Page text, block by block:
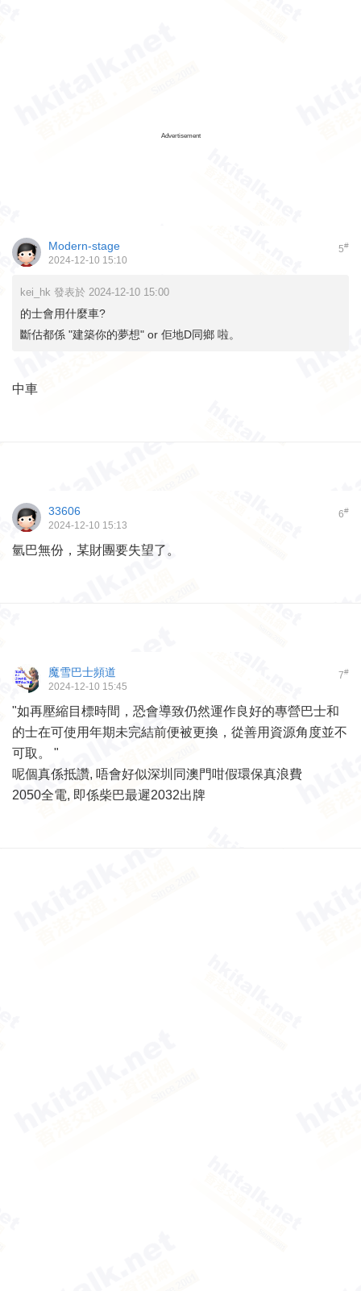
Advertisement
5#
Modern-stage
2024-12-10 15:10
kei_hk 發表於 2024-12-10 15:00
的士會用什麼車?
斷估都係 "建築你的夢想" or 佢地D同鄉 啦。
中車
6#
33606
2024-12-10 15:13
氫巴無份，某財團要失望了。
7#
魔雪巴士頻道
2024-12-10 15:45
"如再壓縮目標時間，恐會導致仍然運作良好的專營巴士和
的士在可使用年期未完結前便被更換，從善用資源角度並不
可取。 "
呢個真係抵讚, 唔會好似深圳同澳門咁假環保真浪費
2050全電, 即係柴巴最遲2032出牌